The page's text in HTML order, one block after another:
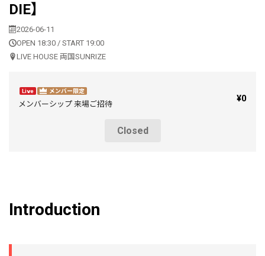
DIE】
2026-06-11
OPEN 18:30 / START 19:00
LIVE HOUSE 両国SUNRIZE
Live メンバー限定
メンバーシップ 来場ご招待
¥0
Closed
Introduction